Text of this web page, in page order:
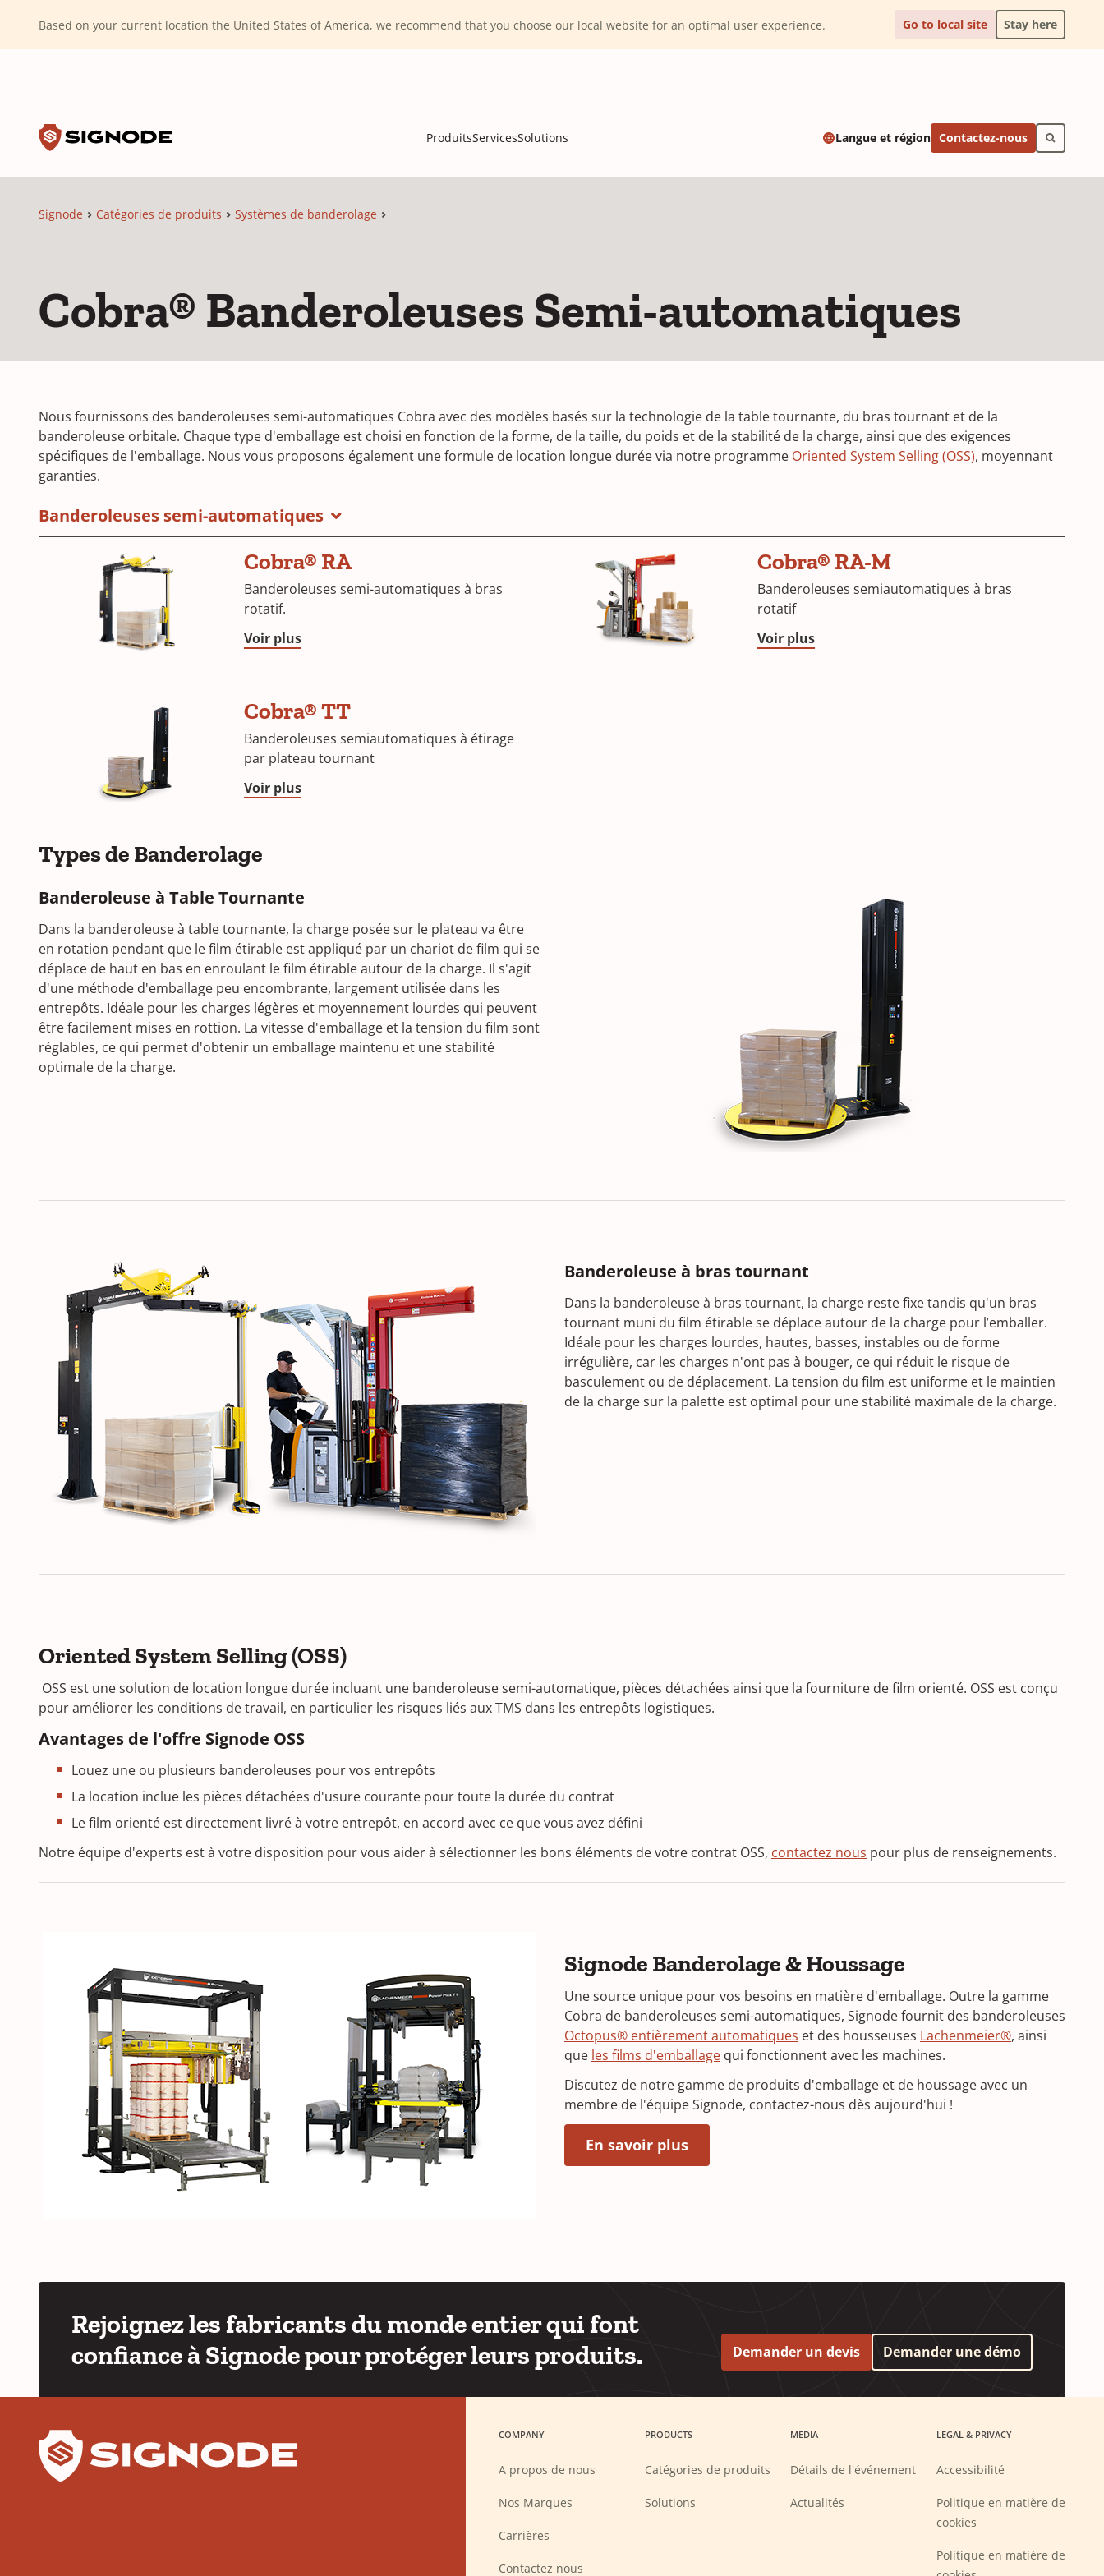
Based on your current location the United States of America, we recommend that you choose our local website for an optimal user experience. Go to local site Stay here
ProduitsServicesSolutions Langue et région Contactez-nous
Signode Catégories de produits Systèmes de banderolage
Cobra® Banderoleuses Semi-automatiques
Nous fournissons des banderoleuses semi-automatiques Cobra avec des modèles basés sur la technologie de la table tournante, du bras tournant et de la
banderoleuse orbitale. Chaque type d'emballage est choisi en fonction de la forme, de la taille, du poids et de la stabilité de la charge, ainsi que des exigences
spécifiques de l'emballage. Nous vous proposons également une formule de location longue durée via notre programme Oriented System Selling (OSS), moyennant
garanties.
Banderoleuses semi-automatiques
Cobra® RA
Banderoleuses semi-automatiques à bras
rotatif.
Voir plus
Cobra® RA-M
Banderoleuses semiautomatiques à bras
rotatif
Voir plus
Cobra® TT
Banderoleuses semiautomatiques à étirage
par plateau tournant
Voir plus
Types de Banderolage
Banderoleuse à Table Tournante
Dans la banderoleuse à table tournante, la charge posée sur le plateau va être
en rotation pendant que le film étirable est appliqué par un chariot de film qui se
déplace de haut en bas en enroulant le film étirable autour de la charge. Il s'agit
d'une méthode d'emballage peu encombrante, largement utilisée dans les
entrepôts. Idéale pour les charges légères et moyennement lourdes qui peuvent
être facilement mises en rottion. La vitesse d'emballage et la tension du film sont
réglables, ce qui permet d'obtenir un emballage maintenu et une stabilité
optimale de la charge.
Banderoleuse à bras tournant
Dans la banderoleuse à bras tournant, la charge reste fixe tandis qu'un bras
tournant muni du film étirable se déplace autour de la charge pour l’emballer.
Idéale pour les charges lourdes, hautes, basses, instables ou de forme
irrégulière, car les charges n'ont pas à bouger, ce qui réduit le risque de
basculement ou de déplacement. La tension du film est uniforme et le maintien
de la charge sur la palette est optimal pour une stabilité maximale de la charge.
Oriented System Selling (OSS)
OSS est une solution de location longue durée incluant une banderoleuse semi-automatique, pièces détachées ainsi que la fourniture de film orienté. OSS est conçu
pour améliorer les conditions de travail, en particulier les risques liés aux TMS dans les entrepôts logistiques.
Avantages de l'offre Signode OSS
Louez une ou plusieurs banderoleuses pour vos entrepôts
La location inclue les pièces détachées d'usure courante pour toute la durée du contrat
Le film orienté est directement livré à votre entrepôt, en accord avec ce que vous avez défini
Notre équipe d'experts est à votre disposition pour vous aider à sélectionner les bons éléments de votre contrat OSS, contactez nous pour plus de renseignements.
Signode Banderolage & Houssage
Une source unique pour vos besoins en matière d'emballage. Outre la gamme
Cobra de banderoleuses semi-automatiques, Signode fournit des banderoleuses
Octopus® entièrement automatiques et des housseuses Lachenmeier®, ainsi
que les films d'emballage qui fonctionnent avec les machines.
Discutez de notre gamme de produits d'emballage et de houssage avec un
membre de l'équipe Signode, contactez-nous dès aujourd'hui !
En savoir plus(Opens in a new window)
Rejoignez les fabricants du monde entier qui font
confiance à Signode pour protéger leurs produits.
Demander un devis Demander une démo
COMPANY
A propos de nous
Nos Marques
Carrières
new
Contactez nous
PRODUCTS
Catégories de produits
Solutions
MEDIA
Détails de l'événement
Actualités
LEGAL & PRIVACY
Accessibilité
Politique en matière de
cookies
Politique en matière de